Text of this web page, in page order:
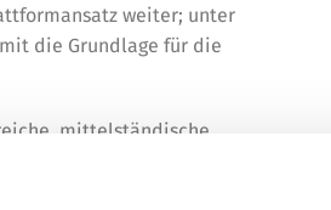
weiter; unter
die Grundlage für die
mittelständische